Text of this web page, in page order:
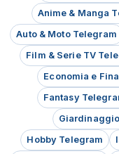
Anime & Manga
Auto & Moto Telegram
Film & Serie TV
Economia e
Fantasy
Hobby Telegram